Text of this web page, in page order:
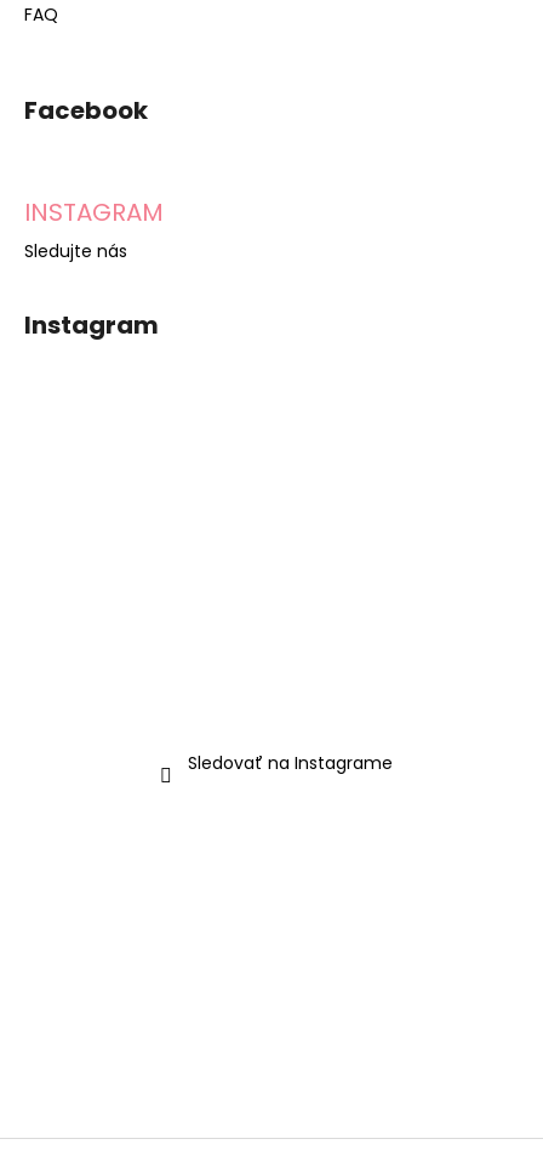
FAQ
Facebook
INSTAGRAM
Sledujte nás
Instagram
Sledovať na Instagrame